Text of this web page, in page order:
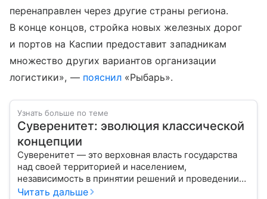
перенаправлен через другие страны региона.
В конце концов, стройка новых железных дорог
и портов на Каспии предоставит западникам
множество других вариантов организации
логистики», — пояснил «Рыбарь».
Узнать больше по теме
Суверенитет: эволюция классической
концепции
Суверенитет — это верховная власть государства
над своей территорией и населением,
независимость в принятии решений и проведении
внешней политики.
Читать дальше